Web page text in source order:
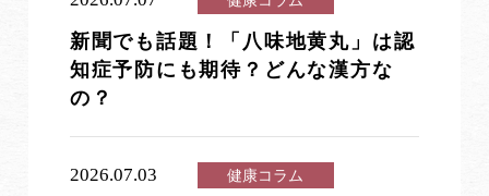
新聞でも話題！「八味地黄丸」は認
知症予防にも期待？どんな漢方な
の？
2026.07.03 健康コラム